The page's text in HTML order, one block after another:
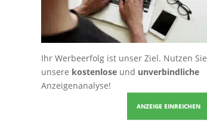
Ihr Werbeerfolg ist unser Ziel. Nutzen Sie
unsere kostenloseund unverbindliche
Anzeigenanalyse!
ANZEIGE EINREICHEN